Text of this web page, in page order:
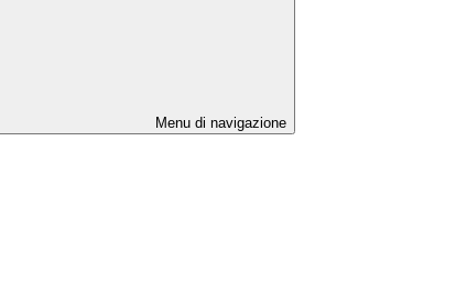
Menu di navigazione